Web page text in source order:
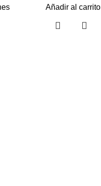
Añadir al carrito